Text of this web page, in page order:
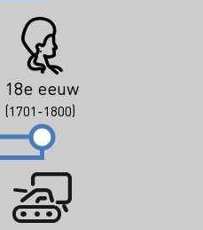
18e eeuw
(1701-1800)